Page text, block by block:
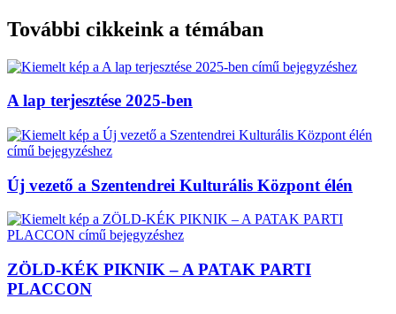
További cikkeink a témában
A lap terjesztése 2025-ben
Új vezető a Szentendrei Kulturális Központ élén
ZÖLD-KÉK PIKNIK – A PATAK PARTI
PLACCON